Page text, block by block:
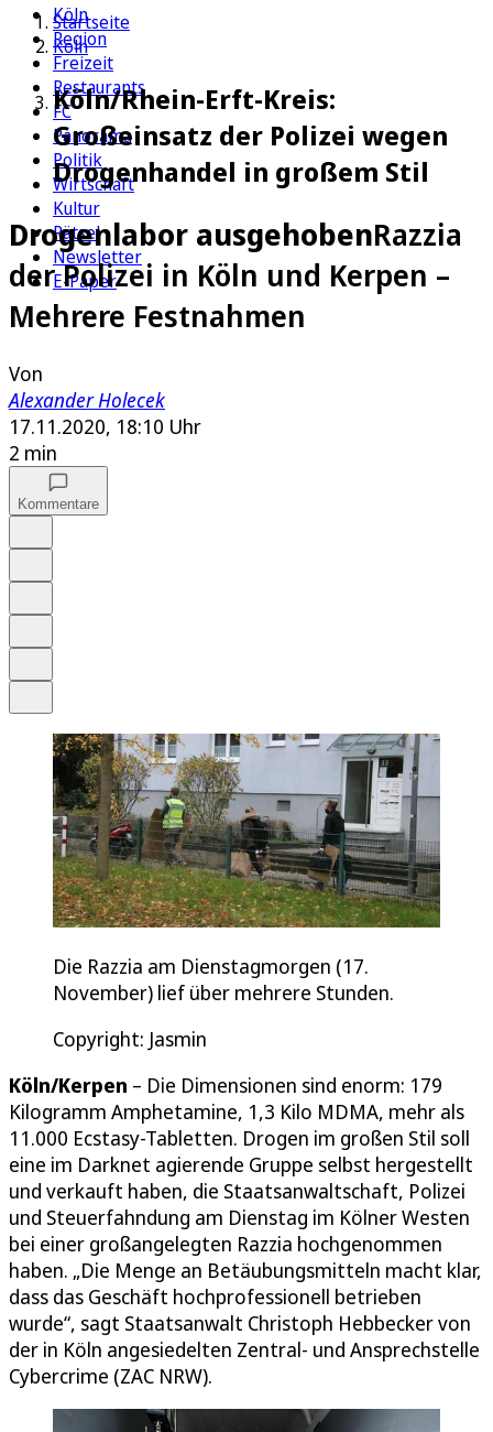
Köln
Region
Freizeit
Restaurants
FC
Panorama
Politik
Wirtschaft
Kultur
Rätsel
Newsletter
E-Paper
Startseite
Köln
Köln/Rhein-Erft-Kreis:
Großeinsatz der Polizei wegen
Drogenhandel in großem Stil
Drogenlabor ausgehobenRazzia
der Polizei in Köln und Kerpen –
Mehrere Festnahmen
Von
Alexander Holecek
17.11.2020, 18:10 Uhr
2 min
Kommentare
Die Razzia am Dienstagmorgen (17.
November) lief über mehrere Stunden.
Copyright: Jasmin
Köln/Kerpen – Die Dimensionen sind enorm: 179
Kilogramm Amphetamine, 1,3 Kilo MDMA, mehr als
11.000 Ecstasy-Tabletten. Drogen im großen Stil soll
eine im Darknet agierende Gruppe selbst hergestellt
und verkauft haben, die Staatsanwaltschaft, Polizei
und Steuerfahndung am Dienstag im Kölner Westen
bei einer großangelegten Razzia hochgenommen
haben. „Die Menge an Betäubungsmitteln macht klar,
dass das Geschäft hochprofessionell betrieben
wurde“, sagt Staatsanwalt Christoph Hebbecker von
der in Köln angesiedelten Zentral- und Ansprechstelle
Cybercrime (ZAC NRW).